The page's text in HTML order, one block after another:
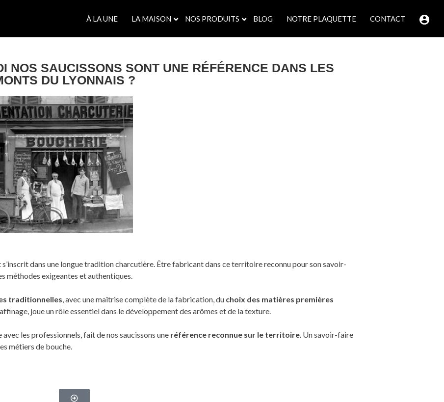
À LA UNE LA MAISON NOS PRODUITS BLOG NOTRE PLAQUETTE CONTACT
NOS SAUCISSONS SONT UNE RÉFÉRENCE DANS LES
DU LYONNAIS ?
s’inscrit dans une longue tradition charcutière. Être fabricant dans ce territoire reconnu pour son savoir-
méthodes exigeantes et authentiques.
traditionnelles, avec une maîtrise complète de la fabrication, du choix des matières premières
joue un rôle essentiel dans le développement des arômes et de la texture.
les professionnels, fait de nos saucissons une référence reconnue sur le territoire. Un savoir-faire
métiers de bouche.